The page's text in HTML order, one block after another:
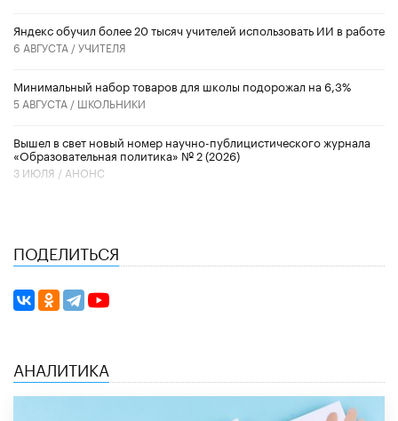
​Яндекс обучил более 20 тысяч учителей использовать ИИ в работе
6 АВГУСТА /УЧИТЕЛЯ
Минимальный набор товаров для школы подорожал на 6,3%
5 АВГУСТА / ШКОЛЬНИКИ
Вышел в свет новый номер научно-публицистического журнала
«Образовательная политика» № 2 (2026)
3 ИЮЛЯ / АНОНС
ПОДЕЛИТЬСЯ
АНАЛИТИКА